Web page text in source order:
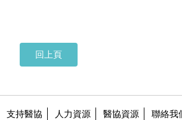
回上頁
支持醫協 人力資源 醫協資源 聯絡我